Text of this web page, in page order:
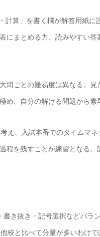
計算」を書く欄が解答用紙
にまとめる力、読みやすい
問ごとの難易度は異なる。
、自分の解ける問題から素
え、入試本番でのタイムマ
程を残すことが練習となる
き抜き・記号選択などバラ
校と比べて分量が多いわけ